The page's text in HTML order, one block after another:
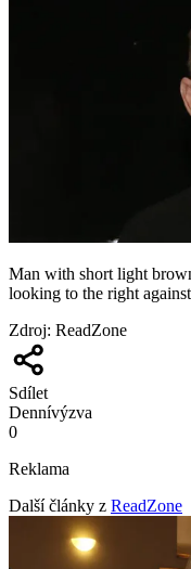
Man with short light
looking to the right
Zdroj: ReadZone
Sdílet
Dennívýzva
0
Reklama
Další články z ReadZone